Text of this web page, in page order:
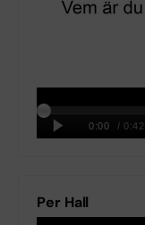
Per Hall